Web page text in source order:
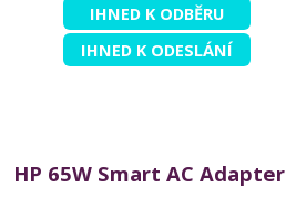
IHNED K ODBĚRU
IHNED K ODESLÁNÍ
HP 65W Smart AC Adapter